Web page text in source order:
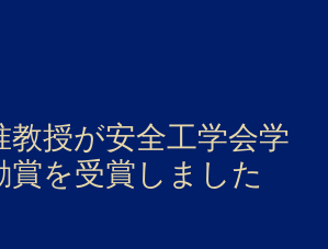
ター
教授が安全工学会学
賞を受賞しました